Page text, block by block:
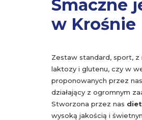
Smaczne
w Krośnie
Zestaw standard, sport,
laktozy i glutenu, czy w
proponowanych przez
działający z ogromnym
Stworzona przez nas
wysoką jakością i